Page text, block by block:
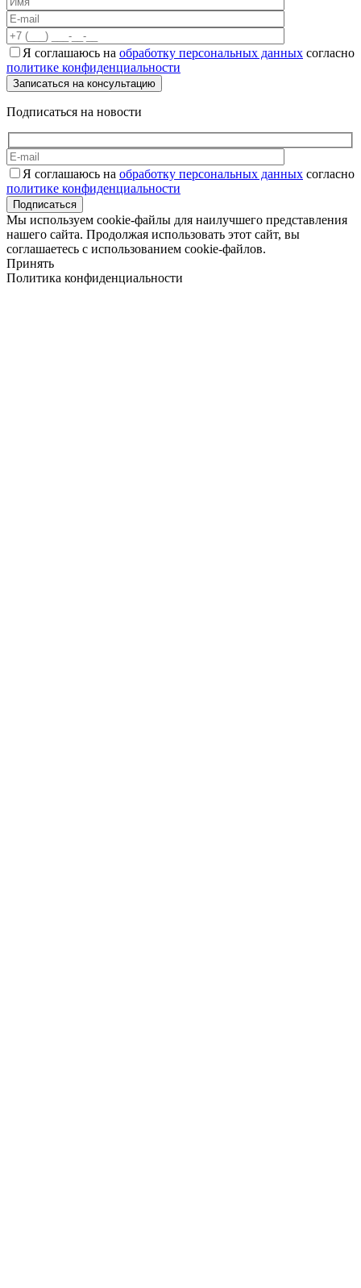
Я соглашаюсь на обработку персональных данных согласно
политике конфиденциальности
Подписаться на новости
Я соглашаюсь на обработку персональных данных согласно
политике конфиденциальности
Подписаться
Мы используем cookie-файлы для наилучшего представления
нашего сайта. Продолжая использовать этот сайт, вы
соглашаетесь с использованием cookie-файлов.
Принять
Политика конфиденциальности